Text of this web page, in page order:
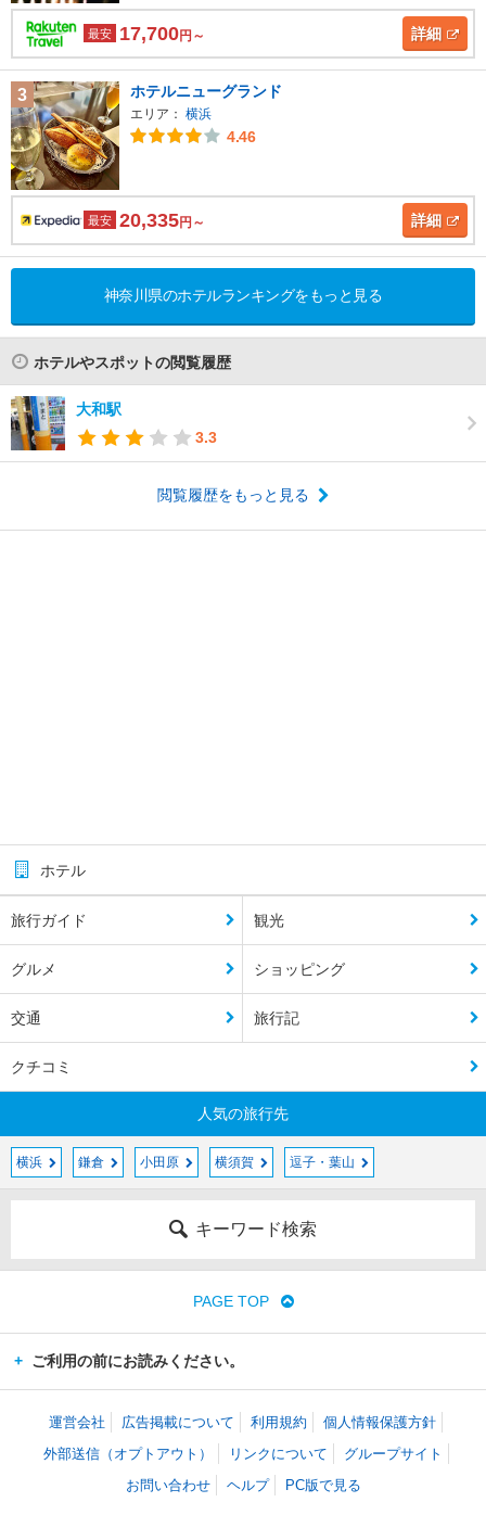
最安 17,700円～ 詳細
3 ホテルニューグランド
エリア： 横浜
4.46
最安 20,335円～ 詳細
神奈川県のホテルランキングをもっと見る
ホテルやスポットの閲覧履歴
大和駅
3.3
閲覧履歴をもっと見る
ホテル
旅行ガイド 観光
グルメ ショッピング
交通 旅行記
クチコミ
人気の旅行先
横浜 鎌倉 小田原 横須賀 逗子・葉山
キーワード検索
PAGE TOP
ご利用の前にお読みください。
運営会社 広告掲載について 利用規約
個人情報保護方針
外部送信（オプトアウト）
リンクについて
グループサイト
お問い合わせ
ヘルプ PC版で見る